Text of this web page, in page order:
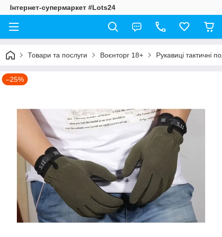
Інтернет-супермаркет #Lots24
Товари та послуги Воєнторг 18+ Рукавиці тактичні
–25%